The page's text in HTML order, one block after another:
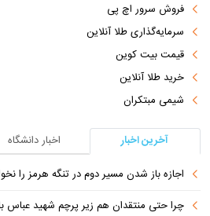
فروش سرور اچ پی
سرمایه‌گذاری طلا آنلاین
قیمت بیت کوین
خرید طلا آنلاین
شیمی مبتکران
آخرین اخبار
اخبار دانشگاه
اجازه باز شدن مسیر دوم در تنگه هرمز را
چرا حتی منتقدان هم زیر پرچم شهید عباس